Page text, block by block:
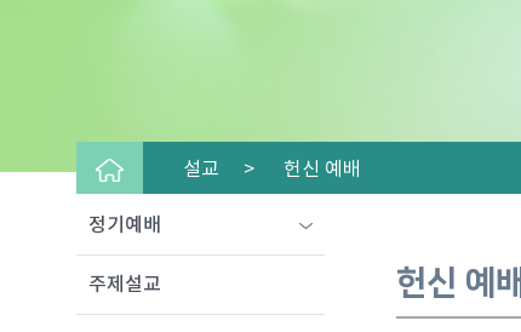
설교 > 헌신 예배
헌신 예배
정기예배
주제설교